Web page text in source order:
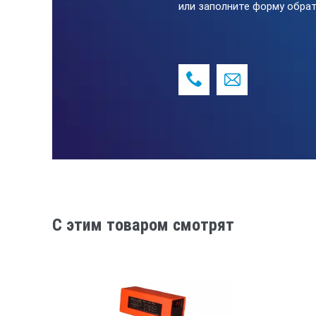
Спектральный диапазон, мкм
или заполните форму
C этим товаром смотрят